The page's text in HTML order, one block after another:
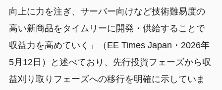
向上に力を注ぎ、サーバー向けなど技術難易度の
高い新商品をタイムリーに開発・供給することで
収益力を高めていく」（EE Times Japan・2026年
5月12日）と述べており、先行投資フェーズから収
益刈り取りフェーズへの移行を明確に示していま